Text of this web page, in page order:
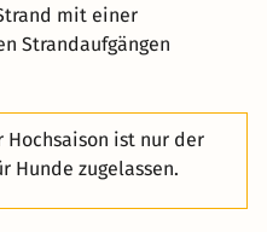
mit einer
Strandaufgängen
Hochsaison ist nur der
Hunde zugelassen.